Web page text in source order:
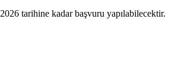
tarihine kadar başvuru yapılabilecektir.